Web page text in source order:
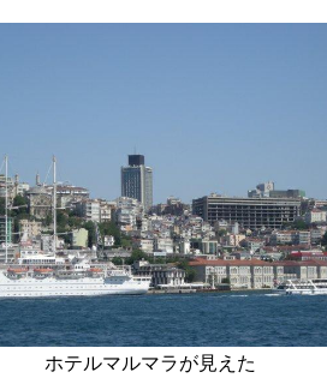
ホテルマルマラが見えた